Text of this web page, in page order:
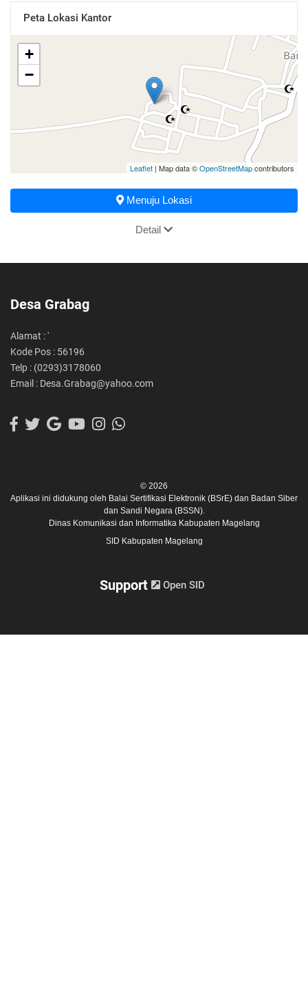
Peta Lokasi Kantor
+
−
Leaflet | Map data ©OpenStreetMapcontributors
Menuju Lokasi
Detail
Desa Grabag
Alamat : '
Kode Pos : 56196
Telp : (0293)3178060
Email : Desa.Grabag@yahoo.com
© 2026
Aplikasi ini didukung oleh Balai Sertifikasi Elektronik (BSrE) dan Badan Siber
dan Sandi Negara (BSSN).
Dinas Komunikasi dan Informatika Kabupaten Magelang
SID Kabupaten Magelang
Support Open SID